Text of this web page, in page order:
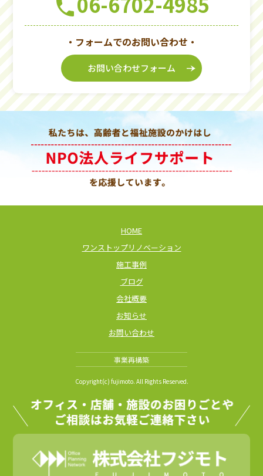
phone
・フォームでのお問い合わせ・
お問い合わせフォーム line_end_arrow_notch
HOME
ワンストップリノベーション
施工事例
ブログ
会社概要
お知らせ
お問い合わせ
事業再構築
Copyright(c) fujimoto. All Rights Reserved.